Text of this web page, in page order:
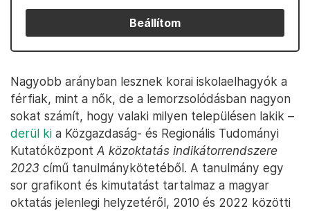
Beállítom
Nagyobb arányban lesznek korai iskolaelhagyók a
férfiak, mint a nők, de a lemorzsolódásban nagyon
sokat számít, hogy valaki milyen településen lakik –
derül ki a Közgazdaság- és Regionális Tudományi
Kutatóközpont A közoktatás indikátorrendszere
2023 című tanulmánykötetéből. A tanulmány egy
sor grafikont és kimutatást tartalmaz a magyar
oktatás jelenlegi helyzetéről, 2010 és 2022 közötti